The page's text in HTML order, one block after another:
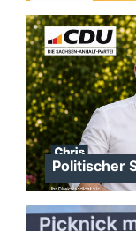
Politischer